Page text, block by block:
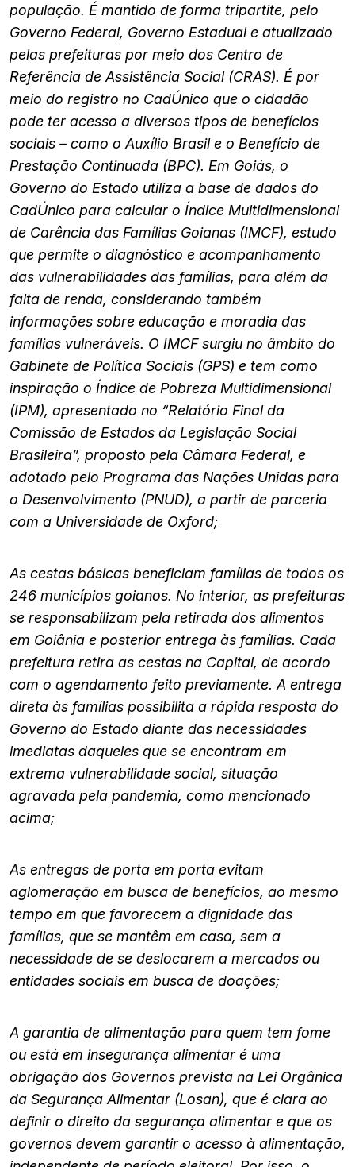
população. É mantido de forma tripartite, pelo
Governo Federal, Governo Estadual e atualizado
pelas prefeituras por meio dos Centro de
Referência de Assistência Social (CRAS). É por
meio do registro no CadÚnico que o cidadão
pode ter acesso a diversos tipos de benefícios
sociais – como o Auxílio Brasil e o Benefício de
Prestação Continuada (BPC). Em Goiás, o
Governo do Estado utiliza a base de dados do
CadÚnico para calcular o Índice Multidimensional
de Carência das Famílias Goianas (IMCF), estudo
que permite o diagnóstico e acompanhamento
das vulnerabilidades das famílias, para além da
falta de renda, considerando também
informações sobre educação e moradia das
famílias vulneráveis. O IMCF surgiu no âmbito do
Gabinete de Política Sociais (GPS) e tem como
inspiração o Índice de Pobreza Multidimensional
(IPM), apresentado no “Relatório Final da
Comissão de Estados da Legislação Social
Brasileira”, proposto pela Câmara Federal, e
adotado pelo Programa das Nações Unidas para
o Desenvolvimento (PNUD), a partir de parceria
com a Universidade de Oxford;
As cestas básicas beneficiam famílias de todos os
246 municípios goianos. No interior, as prefeituras
se responsabilizam pela retirada dos alimentos
em Goiânia e posterior entrega às famílias. Cada
prefeitura retira as cestas na Capital, de acordo
com o agendamento feito previamente. A entrega
direta às famílias possibilita a rápida resposta do
Governo do Estado diante das necessidades
imediatas daqueles que se encontram em
extrema vulnerabilidade social, situação
agravada pela pandemia, como mencionado
acima;
As entregas de porta em porta evitam
aglomeração em busca de benefícios, ao mesmo
tempo em que favorecem a dignidade das
famílias, que se mantêm em casa, sem a
necessidade de se deslocarem a mercados ou
entidades sociais em busca de doações;
A garantia de alimentação para quem tem fome
ou está em insegurança alimentar é uma
obrigação dos Governos prevista na Lei Orgânica
da Segurança Alimentar (Losan), que é clara ao
definir o direito da segurança alimentar e que os
governos devem garantir o acesso à alimentação,